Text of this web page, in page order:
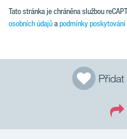
Tato stránka je chráněna službou
osobních údajůapodmínky